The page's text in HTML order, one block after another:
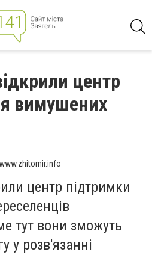
центр
вимушених
центр підтримки
тут вони зможуть
у розв'язанні